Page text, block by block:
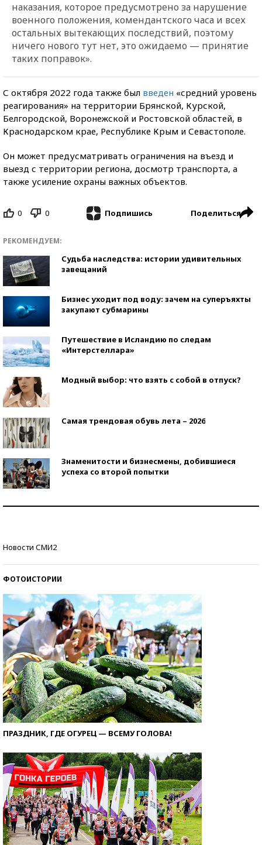
наказания, которое предусмотрено за нарушение
военного положения, комендантского часа и всех
остальных вытекающих последствий, поэтому
ничего нового тут нет, это ожидаемо — принятие
таких поправок».
С октября 2022 года также был введен «средний уровень
реагирования» на территории Брянской, Курской,
Белгородской, Воронежской и Ростовской областей, в
Краснодарском крае, Республике Крым и Севастополе.
Он может предусматривать ограничения на въезд и
выезд с территории региона, досмотр транспорта, а
также усиление охраны важных объектов.
0 0 Подпишись Поделиться
РЕКОМЕНДУЕМ:
Судьба наследства: истории удивительных
завещаний
Бизнес уходит под воду: зачем на суперъяхты
закупают субмарины
Путешествие в Исландию по следам
«Интерстеллара»
Модный выбор: что взять с собой в отпуск?
Самая трендовая обувь лета – 2026
Знаменитости и бизнесмены, добившиеся
успеха со второй попытки
Новости СМИ2
ФОТОИСТОРИИ
ПРАЗДНИК, ГДЕ ОГУРЕЦ — ВСЕМУ ГОЛОВА!